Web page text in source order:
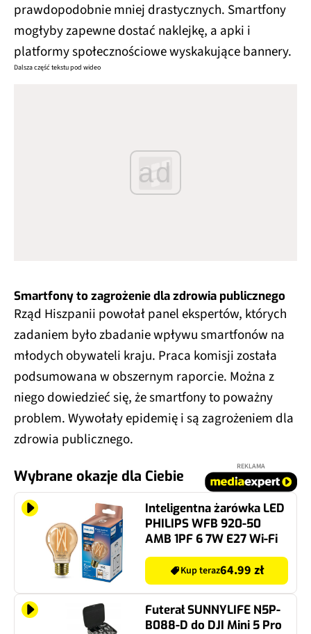
prawdopodobnie mniej drastycznych. Smartfony
mogłyby zapewne dostać naklejkę, a apki i
platformy społecznościowe wyskakujące bannery.
Dalsza część tekstu pod wideo
ad
Smartfony to zagrożenie dla zdrowia publicznego
Rząd Hiszpanii powołał panel ekspertów, których
zadaniem było zbadanie wpływu smartfonów na
młodych obywateli kraju. Praca komisji została
podsumowana w obszernym raporcie. Można z
niego dowiedzieć się, że smartfony to poważny
problem. Wywołały epidemię i są zagrożeniem dla
zdrowia publicznego.
Wybrane okazje dla Ciebie
REKLAMA
Inteligentna żarówka LED
PHILIPS WFB 920-50
AMB 1PF 6 7W E27 Wi-Fi
Kup teraz64.99 zł
Futerał SUNNYLIFE N5P-
B088-D do DJI Mini 5 Pro